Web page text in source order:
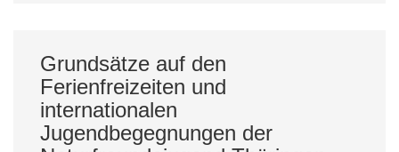
Grundsätze auf den
Ferienfreizeiten und
internationalen
Jugendbegegnungen der